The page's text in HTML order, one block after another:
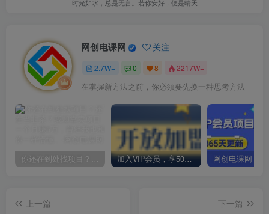
时光如水，总是无言。若你安好，便是晴天
网创电课网 关注
2.7W+ 0 8 2217W+
在掌握新方法之前，你必须要先换一种思考方法
你还在到处找项目？还在当韭菜？我却靠卖项目一个月赚5万，曾经我也和你一样懵懂。 加入VIP会员，享50%的推广提成，免费学习多种网上创业课程，菜鸟秒变大神！
上一篇
下一篇